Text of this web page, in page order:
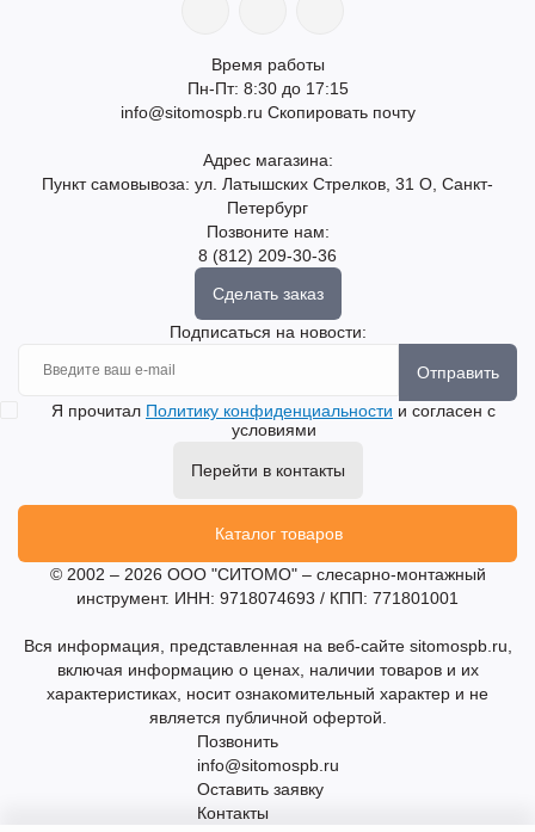
Время работы
Пн-Пт: 8:30 до 17:15
info@sitomospb.ru Скопировать почту
Адрес магазина:
Пункт самовывоза: ул. Латышских Стрелков, 31 О, Санкт-
Петербург
Позвоните нам:
8 (812) 209-30-36
Сделать заказ
Подписаться на новости:
Отправить
Я прочитал Политику конфиденциальности и согласен с
условиями
Перейти в контакты
Каталог товаров
© 2002 – 2026 ООО "СИТОМО" – слесарно-монтажный
инструмент. ИНН: 9718074693 / КПП: 771801001
Вся информация, представленная на веб-сайте sitomospb.ru,
включая информацию о ценах, наличии товаров и их
характеристиках, носит ознакомительный характер и не
является публичной офертой.
Позвонить
info@sitomospb.ru
Оставить заявку
Контакты